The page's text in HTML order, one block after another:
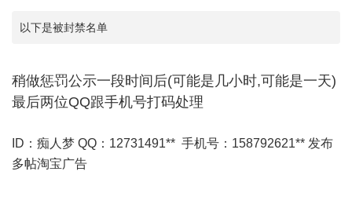
以下是被封禁名单
稍做惩罚公示一段时间后(可能是几小时,可能是一天)
最后两位QQ跟手机号打码处理
ID：痴人梦 QQ：12731491** 手机号：158792621** 发布
多帖淘宝广告